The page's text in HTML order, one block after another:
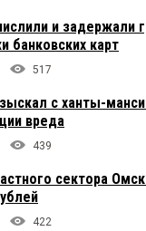
и задержали
банковских карт
517
с ханты-
вреда
439
сектора
422